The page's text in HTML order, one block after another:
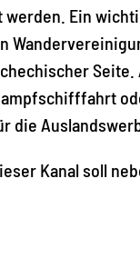
Ein
Seite.
die
Kanal soll